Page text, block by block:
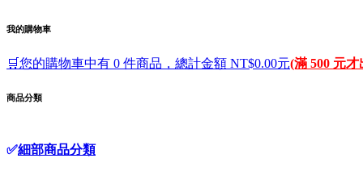
我的購物車
🛒您的購物車中有 0 件商品，總計金額 NT$0.00元(滿 500 元才
商品分類
✅細部商品分類